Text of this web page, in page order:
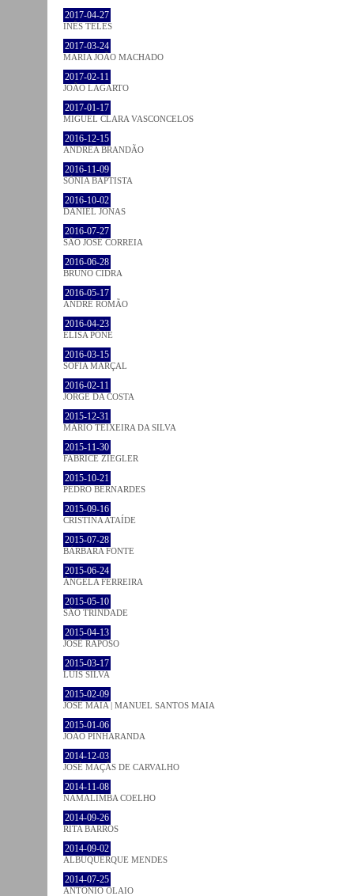
2017-04-27
INÊS TELES
2017-03-24
MARIA JOÃO MACHADO
2017-02-11
JOÃO LAGARTO
2017-01-17
MIGUEL CLARA VASCONCELOS
2016-12-15
ANDREA BRANDÃO
2016-11-09
SÓNIA BAPTISTA
2016-10-02
DANIEL JONAS
2016-07-27
SÃO JOSÉ CORREIA
2016-06-28
BRUNO CIDRA
2016-05-17
ANDRÉ ROMÃO
2016-04-23
ELISA PÔNE
2016-03-15
SOFIA MARÇAL
2016-02-11
JORGE DA COSTA
2015-12-31
MÁRIO TEIXEIRA DA SILVA
2015-11-30
FABRICE ZIEGLER
2015-10-21
PEDRO BERNARDES
2015-09-16
CRISTINA ATAÍDE
2015-07-28
BÁRBARA FONTE
2015-06-24
ÂNGELA FERREIRA
2015-05-10
SÃO TRINDADE
2015-04-13
JOSÉ RAPOSO
2015-03-17
LUÍS SILVA
2015-02-09
JOSÉ MAIA | MANUEL SANTOS MAIA
2015-01-06
JOÃO PINHARANDA
2014-12-03
JOSÉ MAÇÃS DE CARVALHO
2014-11-08
NAMALIMBA COELHO
2014-09-26
RITA BARROS
2014-09-02
ALBUQUERQUE MENDES
2014-07-25
ANTÓNIO OLAIO